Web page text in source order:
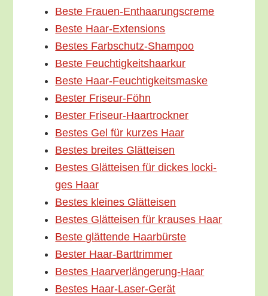
Bes­te Frauen-Enthaarungscreme
Bes­te Haar-Extensions
Bes­tes Farbschutz-Shampoo
Bes­te Feuchtigkeitshaarkur
Bes­te Haar-Feuchtigkeitsmaske
Bes­ter Friseur-Föhn
Bes­ter Friseur-Haartrockner
Bes­tes Gel für kur­zes Haar
Bes­tes brei­tes Glätteisen
Bes­tes Glätt­ei­sen für dickes locki­
ges Haar
Bes­tes klei­nes Glätteisen
Bes­tes Glätt­ei­sen für krau­ses Haar
Bes­te glät­ten­de Haarbürste
Bes­ter Haar-Barttrimmer
Bes­tes Haarverlängerung-Haar
Bes­tes Haar-Laser-Gerät